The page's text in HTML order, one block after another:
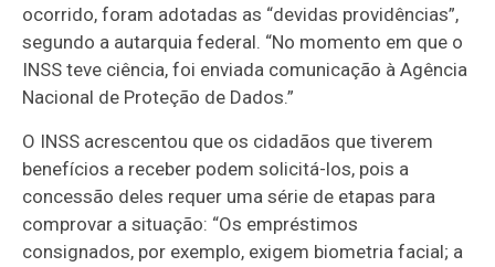
ocorrido, foram adotadas as “devidas providências”,
segundo a autarquia federal. “No momento em que o
INSS teve ciência, foi enviada comunicação à Agência
Nacional de Proteção de Dados.”
O INSS acrescentou que os cidadãos que tiverem
benefícios a receber podem solicitá-los, pois a
concessão deles requer uma série de etapas para
comprovar a situação: “Os empréstimos
consignados, por exemplo, exigem biometria facial; a